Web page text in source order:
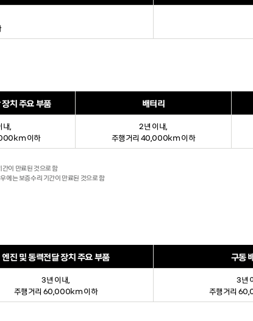
치 주요 부품 배터리
,
이하
2년 이내,
주행거리 40,000km 이하
이 만료된 것으로 함
에는 보증수리 기간이 만료된 것으로 함
엔진 및 동력전달 장치 주요 부품 구동
3년 이내,
주행거리 60,000km 이하
3년
주행거리